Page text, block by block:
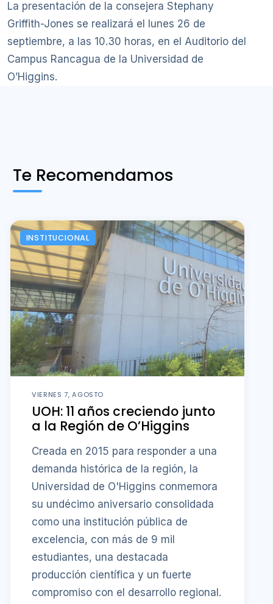
La presentación de la consejera Stephany
Griffith-Jones se realizará el lunes 26 de
septiembre, a las 10.30 horas, en el Auditorio del
Campus Rancagua de la Universidad de
O’Higgins.
Te Recomendamos
INSTITUCIONAL
VIERNES 7, AGOSTO
UOH: 11 años creciendo junto
a la Región de O’Higgins
Creada en 2015 para responder a una
demanda histórica de la región, la
Universidad de O'Higgins conmemora
su undécimo aniversario consolidada
como una institución pública de
excelencia, con más de 9 mil
estudiantes, una destacada
producción científica y un fuerte
compromiso con el desarrollo regional.